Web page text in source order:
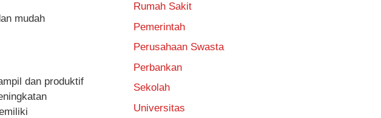
mudah
dan produktif
Rumah Sakit
Pemerintah
Perusahaan Swasta
Perbankan
Sekolah
Universitas